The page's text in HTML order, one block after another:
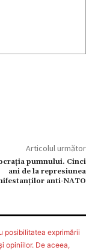
Articolul următor
pumnului. Cinci
ani de la represiunea
anti-NATO
posibilitatea exprimării
opiniilor. De aceea,